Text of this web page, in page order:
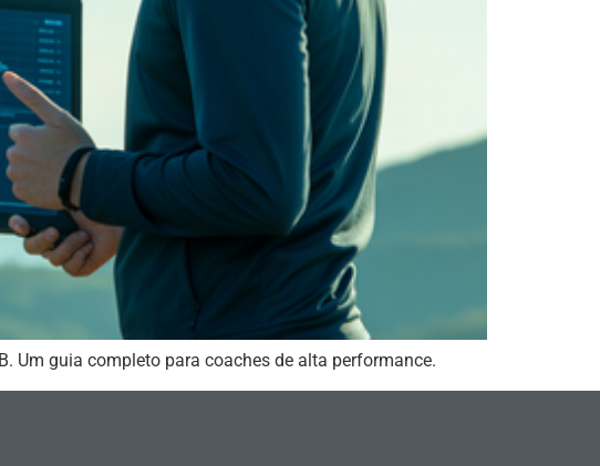
Um guia completo para coaches de alta performance.